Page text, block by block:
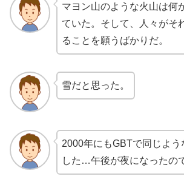
マヨン山のような火山は何
ていた。そして、人々がそ
ることを願うばかりだ。
雪だと思った。
2000年にもGBTで同じよう
した…午後が夜になったの